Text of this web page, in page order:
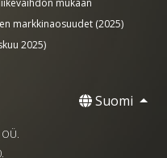
mukaan
markkinaosuudet (2025)
2025)
Suomi